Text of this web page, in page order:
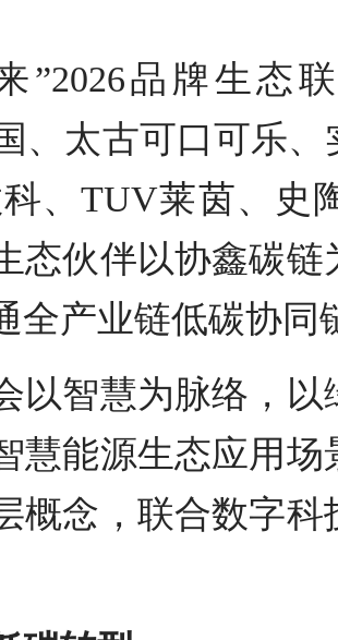
”2026品牌生态
、太古可口可乐
、TUV莱茵、史
态伙伴以协鑫碳
产业链低碳协同
以智慧为脉络，
慧能源生态应用
概念，联合数字